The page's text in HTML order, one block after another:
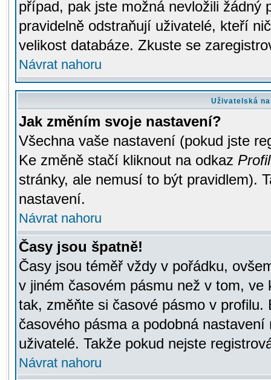
případ, pak jste možná nevložili žádný
pravidelně odstraňují uživatelé, kteří
velikost databáze. Zkuste se
Návrat nahoru
Uživatelská
Jak změním svoje nastavení?
Všechna vaše nastavení (pokud jste
Ke změně stačí kliknout na odkaz Profil
stránky, ale nemusí to být pravidlem).
nastavení.
Návrat nahoru
Časy jsou špatně!
Časy jsou téměř vždy v pořádku,
v jiném časovém pásmu než v tom,
tak, změňte si časové pásmo v
časového pásma a podobná
uživatelé. Takže pokud nejste
Návrat nahoru